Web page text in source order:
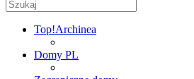
Top!Archinea
Domy PL